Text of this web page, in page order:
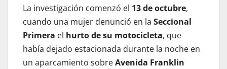
La investigación comenzó el 13 de octubre,
cuando una mujer denunció en la Seccional
Primera el hurto de su motocicleta, que
había dejado estacionada durante la noche en
un aparcamiento sobreAvenida Franklin